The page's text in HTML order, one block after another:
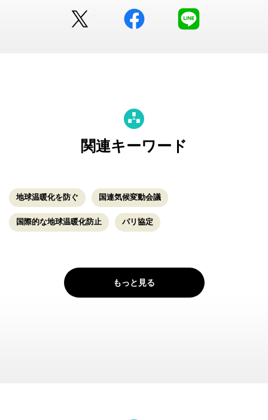
facebook
関連キーワード
地球温暖化を防ぐ 国連気候変動会議
国際的な地球温暖化防止 パリ協定
もっと見る